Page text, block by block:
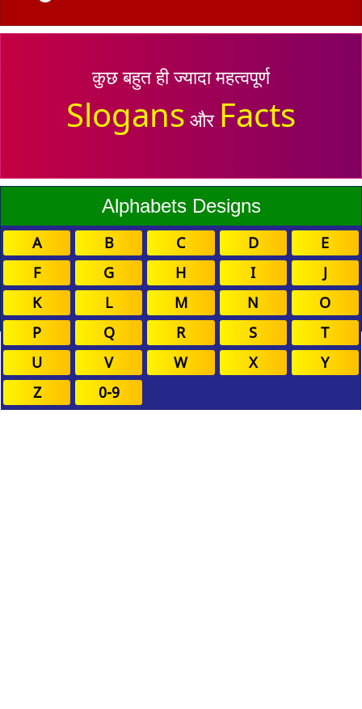
कुछ बहुत ही ज्यादा महत्वपूर्ण
Slogans और Facts
Alphabets Designs
A B C D
E
F
G H I
J
K
L M N
O
P
Q R S
T
U
V W X
Y
Z
0-9